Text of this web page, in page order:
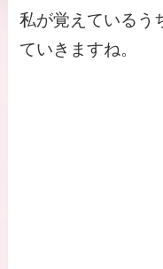
私が覚えているう
ていきますね。